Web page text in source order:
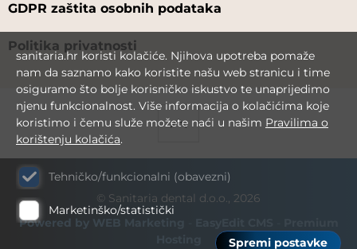
GDPR zaštita osobnih podataka
Politika privatnosti
© Sanitaria dental d.o.o., 2026
Powered by WEB Marketing
sanitaria.hr koristi kolačiće. Njihova upotreba pomaže
nam da saznamo kako koristite našu web stranicu i time
osiguramo što bolje korisničko iskustvo te unaprijedimo
njenu funkcionalnost. Više informacija o kolačićima koje
koristimo i čemu služe možete naći u našim Pravilima o
korištenju kolačića.
Tehničko/funkcionalni (obavezni)
Marketinško/statistički
Spremi postavke